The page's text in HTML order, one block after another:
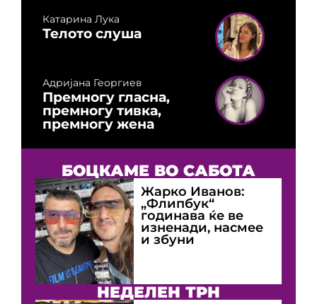
Катарина Лука
Телото слуша
Адријана Георгиев
Премногу гласна,
премногу тивка,
премногу жена
БОЦКАМЕ ВО САБОТА
Жарко Иванов:
„Флипбук“
годинава ќе ве
изненади, насмее
и збуни
НЕДЕЛЕН ТРН